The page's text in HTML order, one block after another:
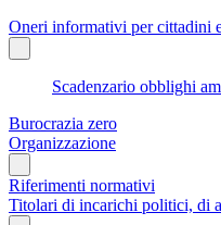
Oneri informativi per cittadini
Scadenzario obblighi
Burocrazia zero
Organizzazione
Riferimenti normativi
Titolari di incarichi politici, di